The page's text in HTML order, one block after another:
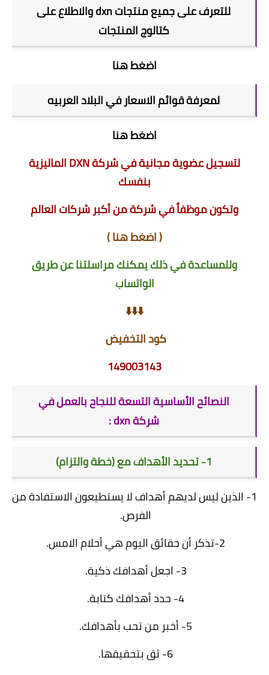
للتعرف على جميع منتجات dxn والاطلاع على
كتالوج المنتجات
اضغط هنا
لمعرفة قوائم الاسعار في البلاد العربيه
اضغط هنا
لتسجيل عضوية مجانية في شركة DXN الماليزية
بنفسك
وتكون موظفاً في شركة من أكبر شركات العالم
(اضغط هنا)
وللمساعدة في ذلك يمكنك مراسلتنا عن طريق
الواتساب
⬇️⬇️⬇️
كود التخفيض
149003143
النصائح الأساسية التسعة للنجاح بالعمل في
شركة dxn :
1- تحديد الأهداف مع (خطة والتزام)
1- الذين ليس لديهم أهداف لا يستطيعون الاستفادة من
الفرص.
2-تذكر أن حقائق اليوم هي أحلام الامس.
3- اجعل أهدافك ذكية.
4- حدد أهدافك كتابة.
5- أخبر من تحب بأهدافك.
6- ثق بتحقيقها.